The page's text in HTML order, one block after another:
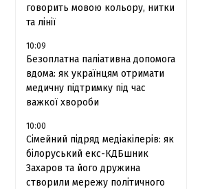
говорить мовою кольору, нитки
та лінії
10:09
Безоплатна паліативна допомога
вдома: як українцям отримати
медичну підтримку під час
важкої хвороби
10:00
Сімейний підряд медіакілерів: як
білоруський екс-КДБшник
Захаров та його дружина
створили мережу політичного